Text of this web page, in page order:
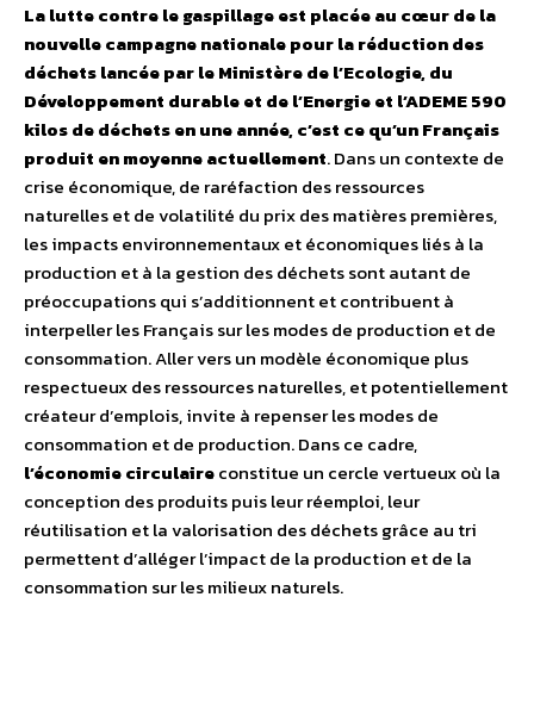
La lutte contre le gaspillage est placée au cœur de la
nouvelle campagne nationale pour la réduction des
déchets lancée par le Ministère de l’Ecologie, du
Développement durable et de l’Energie et l’ADEME590
kilos de déchets en une année, c’est ce qu’un Français
produit en moyenne actuellement. Dans un contexte de
crise économique, de raréfaction des ressources
naturelles et de volatilité du prix des matières premières,
les impacts environnementaux et économiques liés à la
production et à la gestion des déchets sont autant de
préoccupations qui s’additionnent et contribuent à
interpeller les Français sur les modes de production et de
consommation. Aller vers un modèle économique plus
respectueux des ressources naturelles, et potentiellement
créateur d’emplois, invite à repenser les modes de
consommation et de production. Dans ce cadre,
l’économie circulaireconstitue un cercle vertueux où la
conception des produits puis leur réemploi, leur
réutilisation et la valorisation des déchets grâce au tri
permettent d’alléger l’impact de la production et de la
consommation sur les milieux naturels.